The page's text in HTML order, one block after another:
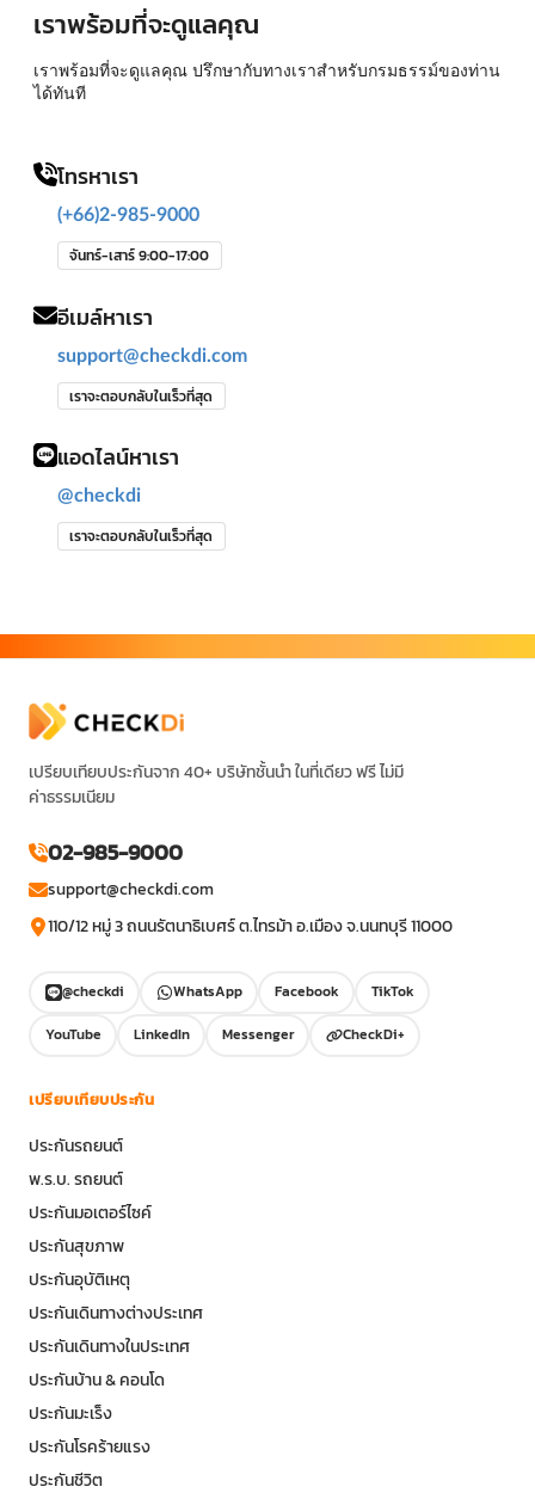
เราพร้อมที่จะดูแลคุณ
เราพร้อมที่จะดูแลคุณ ปรึกษากับทางเราสำหรับกรมธรรม์ของท่าน
ได้ทันที
โทรหาเรา
(+66)2-985-9000
จันทร์-เสาร์ 9:00-17:00
อีเมล์หาเรา
support@checkdi.com
เราจะตอบกลับในเร็วที่สุด
แอดไลน์หาเรา
@checkdi
เราจะตอบกลับในเร็วที่สุด
เปรียบเทียบประกันจาก 40+ บริษัทชั้นนำ ในที่เดียว ฟรี ไม่มี
ค่าธรรมเนียม
02-985-9000
support@checkdi.com
110/12 หมู่ 3 ถนนรัตนาธิเบศร์ ต.ไทรม้า อ.เมือง จ.นนทบุรี 11000
@checkdi WhatsApp Facebook
TikTok
YouTube
LinkedIn Messenger CheckDi+
เปรียบเทียบประกัน
ประกันรถยนต์
พ.ร.บ. รถยนต์
ประกันมอเตอร์ไซค์
ประกันสุขภาพ
ประกันอุบัติเหตุ
ประกันเดินทางต่างประเทศ
ประกันเดินทางในประเทศ
ประกันบ้าน & คอนโด
ประกันมะเร็ง
ประกันโรคร้ายแรง
ประกันชีวิต